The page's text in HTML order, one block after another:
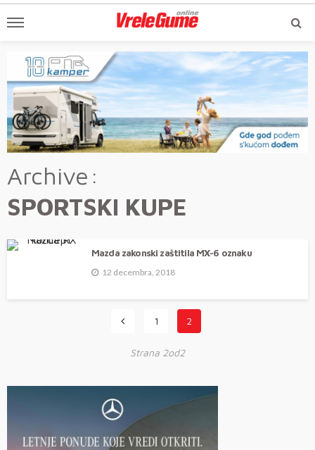
Archive
SPORTSKI KUPE
Mazda zakonski zaštitila MX-6 oznaku
12 decembra, 2018
1 2
Strana 2od2